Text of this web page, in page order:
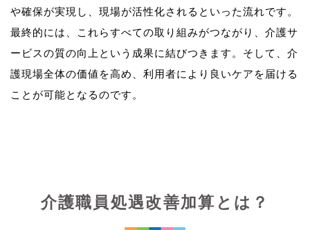
や確保が実現し、現場が活性化されるといった流れです。
最終的には、これらすべての取り組みがつながり、介護サ
ービスの質の向上という成果に結びつきます。そして、介
護現場全体の価値を高め、利用者により良いケアを届ける
介護職員処遇改善加算とは？